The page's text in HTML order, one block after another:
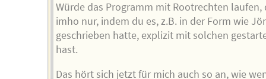
Würde das Programm mit Rootrechten laufen,
imho nur, indem du es, z.B. in der Form wie
geschrieben hatte, explizit mit solchen
hast.
Das hört sich jetzt für mich auch so an, wie